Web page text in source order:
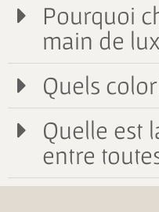
Pourquoi
main de
Quels
Quelle est
entre